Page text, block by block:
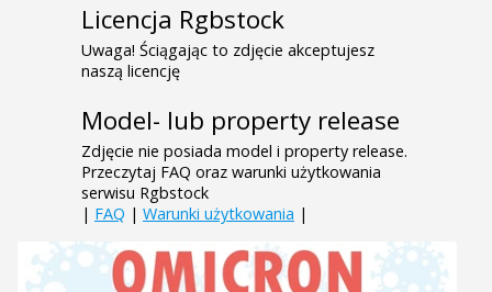
Licencja Rgbstock
Uwaga! Ściągając to zdjęcie akceptujesz
naszą licencję
Model- lub property release
Zdjęcie nie posiada model i property release.
Przeczytaj FAQ oraz warunki użytkowania
serwisu Rgbstock
| FAQ | Warunki użytkowania |